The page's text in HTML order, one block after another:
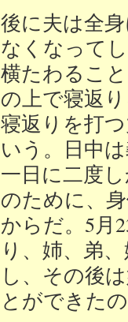
後に夫は全
なくなって
横たわるこ
の上で寝返
寝返りを打
いう。日中
一日に二度
のために、
からだ。5月
り、姉、弟
し、その後
とができた